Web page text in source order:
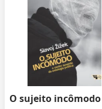
O sujeito incômodo